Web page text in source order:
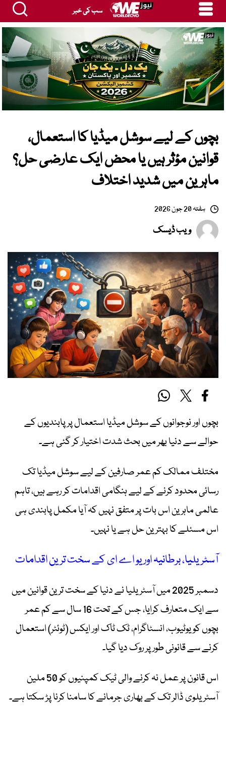
سب کی خبر
بچوں کے لیے سوشل میڈیا کا استعمال،
قوانین مؤثر ہیں یا محض ایک عارضی حل؟
ماہرین میں شدید اختلاف
ہفتہ 20 جون 2026
ویب ڈیسک
بچوں اور نوجوانوں کے سوشل میڈیا استعمال پر پابندیوں کے
حوالے سے دنیا بھر میں بحث شدت اختیار کر گئی ہے۔
مختلف ممالک کم عمر صارفین کے لیے سوشل میڈیا تک
رسائی محدود کرنے کے لیے ہنگامی اقدامات کر رہے ہیں، تاہم
عالمی ماہرین اس بات پر متفق نہیں کہ آیا مکمل پابندی ہی
اس مسئلے کا بہترین حل ہے یا نہیں۔
آسٹریلیا، برطانیہ اور یو اے ای کے سخت ترین اقدامات
دسمبر 2025 میں آسٹریلیا نے دنیا کے سخت ترین قوانین میں
سے ایک متعارف کرایا، جس کے تحت 16 سال سے کم عمر
بچوں کو یوٹیوب، انسٹاگرام، ٹک ٹاک اور ایکس (ٹوئٹر) استعمال
کرنے سے قانونی طور پر روک دیا گیا۔
اس قانون پر عمل نہ کرنے والی ٹیک کمپنیوں کو 50 ملین
آسٹریلوی ڈالر تک کے بھاری جرمانے کا سامنا کرنا پڑ سکتا ہے۔